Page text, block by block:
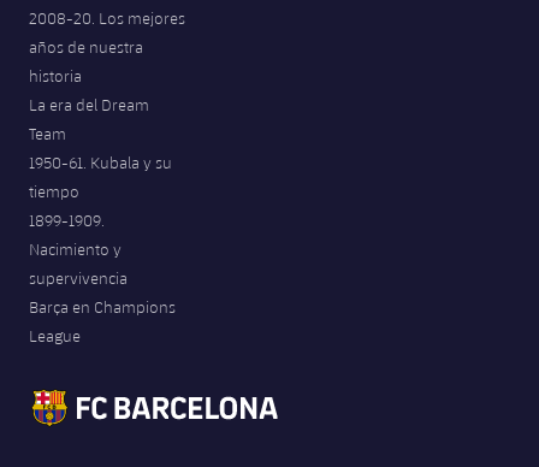
2008-20. Los mejores
años de nuestra
historia
La era del Dream
Team
1950-61. Kubala y su
tiempo
1899-1909.
Nacimiento y
supervivencia
Barça en Champions
League